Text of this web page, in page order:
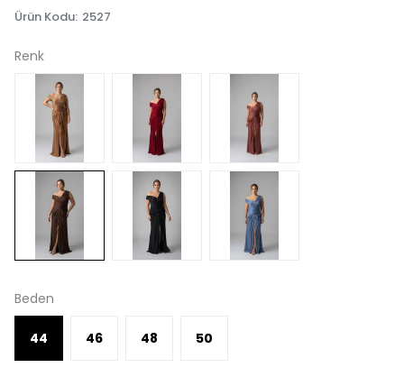
Ürün Kodu: 2527
Renk
Beden
44 46 48 50